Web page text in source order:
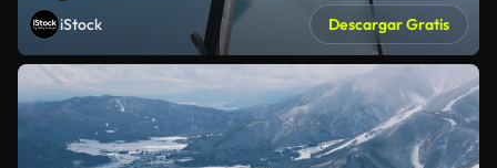
iStock Descargar Gratis